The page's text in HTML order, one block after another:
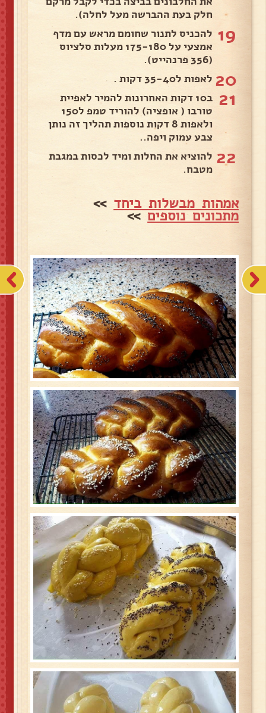
חלק בעת ההברשה מעל לחלה).
19 להכניס לתנור שחומם מראש עם מדף
אמצעי על 175-180 מעלות סלציוס
(356 פרנהייט).
20 לאפות ל35-40 דקות .
21
ב10 דקות האחרונות להמיר לאפיית
טורבו ( אופציה) להוריד טמפ ל150
ולאפות 8 דקות נוספות תהליך זה נותן
צבע עמוק ויפה..
22 להוציא את החלות ומיד לכסות במגבת
מטבח.
אמהות מבשלות ביחד >>
מתכונים נוספים>>